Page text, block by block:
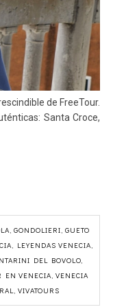
de FreeTour.
Santa Croce,
, GONDOLIERI, GUETO
, LEYENDAS VENECIA,
DEL BOVOLO,
EN VENECIA, VENECIA
, VIVATOURS